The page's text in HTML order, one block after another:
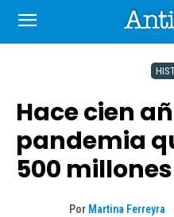
Hace cien
pandemia
500 millones
Por Martina Ferreyra